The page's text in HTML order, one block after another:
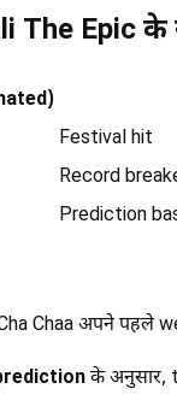
The Epic के
Festival hit
Record
Prediction
Cha Chaa अपने पहले
के अनुसार,